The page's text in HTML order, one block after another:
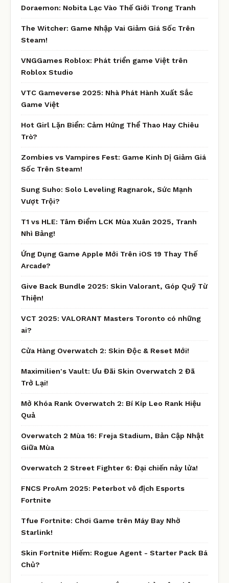
Doraemon: Nobita Lạc Vào Thế Giới Trong Tranh
The Witcher: Game Nhập Vai Giảm Giá Sốc Trên
Steam!
VNGGames Roblox: Phát triển game Việt trên
Roblox Studio
VTC Gameverse 2025: Nhà Phát Hành Xuất Sắc
Game Việt
Hot Girl Lặn Biển: Cảm Hứng Thể Thao Hay Chiêu
Trò?
Zombies vs Vampires Fest: Game Kinh Dị Giảm Giá
Sốc Trên Steam!
Sung Suho: Solo Leveling Ragnarok, Sức Mạnh
Vượt Trội?
T1 vs HLE: Tâm Điểm LCK Mùa Xuân 2025, Tranh
Nhì Bảng!
Ứng Dụng Game Apple Mới Trên iOS 19 Thay Thế
Arcade?
Give Back Bundle 2025: Skin Valorant, Góp Quỹ Từ
Thiện!
VCT 2025: VALORANT Masters Toronto có những
ai?
Cửa Hàng Overwatch 2: Skin Độc & Reset Mới!
Maximilien's Vault: Ưu Đãi Skin Overwatch 2 Đã
Trở Lại!
Mở Khóa Rank Overwatch 2: Bí Kíp Leo Rank Hiệu
Quả
Overwatch 2 Mùa 16: Freja Stadium, Bản Cập Nhật
Giữa Mùa
Overwatch 2 Street Fighter 6: Đại chiến nảy lửa!
FNCS ProAm 2025: Peterbot vô địch Esports
Fortnite
Tfue Fortnite: Chơi Game trên Máy Bay Nhờ
Starlink!
Skin Fortnite Hiếm: Rogue Agent - Starter Pack Bá
Chủ?